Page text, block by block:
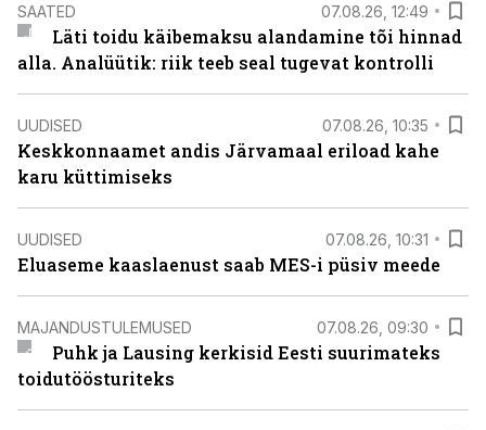
SAATED 07.08.26, 12:49
Läti toidu käibemaksu alandamine tõi hinnad
alla. Analüütik: riik teeb seal tugevat kontrolli
UUDISED 07.08.26, 10:35
Keskkonnaamet andis Järvamaal eriload kahe
karu küttimiseks
UUDISED 07.08.26, 10:31
Eluaseme kaaslaenust saab MES-i püsiv meede
MAJANDUSTULEMUSED 07.08.26, 09:30
Puhk ja Lausing kerkisid Eesti suurimateks
toidutöösturiteks